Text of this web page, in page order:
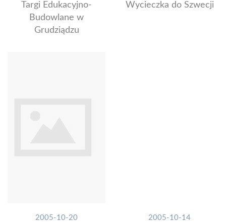
Targi Edukacyjno-
Budowlane w
Grudziądzu
Wycieczka do Szwecji
2005-10-20 2005-10-14